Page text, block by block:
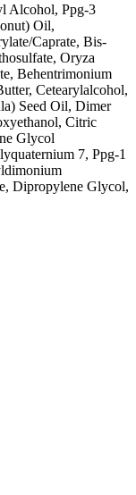
Alcohol, Ppg-3
Oil,
Caprate, Bis-
Oryza
Behentrimonium
Cetearylalcohol,
Seed Oil, Dimer
Citric
Glycol
7, Ppg-1
Dipropylene Glycol,